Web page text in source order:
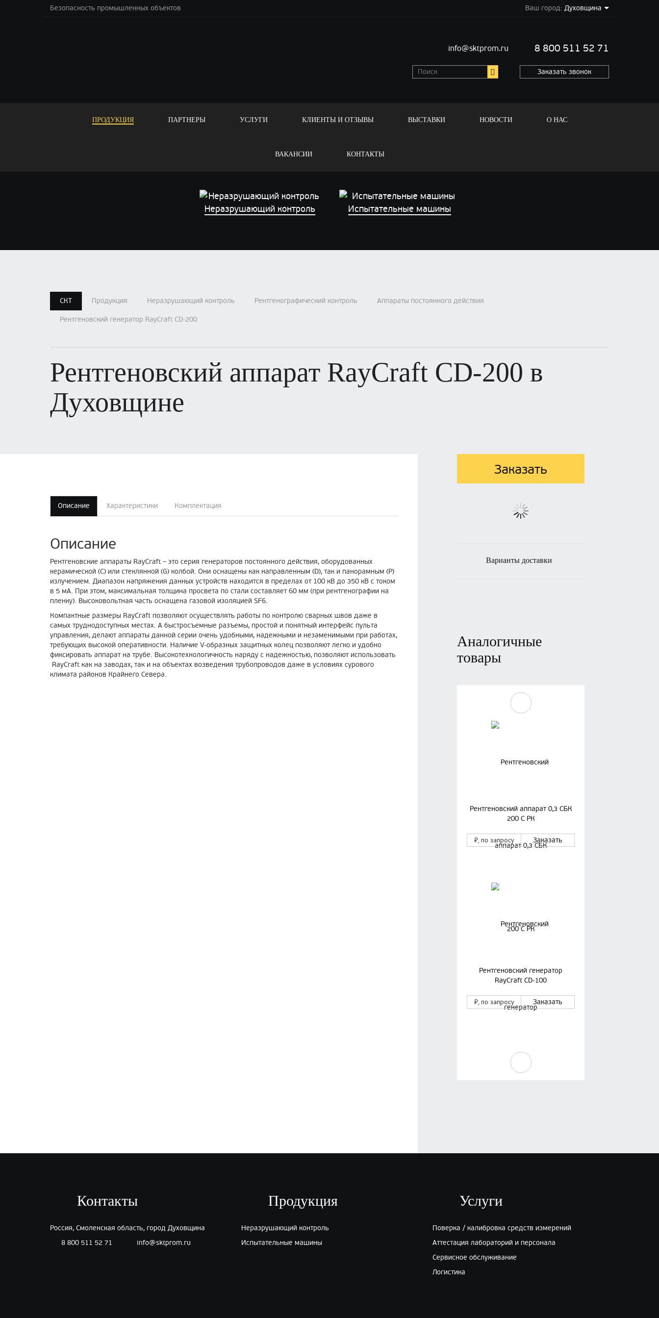
Безопасность промышленных объектов Ваш город: Духовщина
info@sktprom.ru 8 800 511 52 71
Заказать звонок
ПРОДУКЦИЯ ПАРТНЕРЫ УСЛУГИ КЛИЕНТЫ И ОТЗЫВЫ ВЫСТАВКИ НОВОСТИ О НАС
ВАКАНСИИ КОНТАКТЫ
Неразрушающий контроль Испытательные машины
СКТ Продукция Неразрушающий контроль Рентгенографический контроль Аппараты постоянного действия
Рентгеновский генератор RayCraft CD-200
Рентгеновский аппарат RayCraft CD-200 в
Духовщине
Описание Характеристики Комплектация
Описание
Рентгеновские аппараты RayCraft – это серия генераторов постоянного действия, оборудованных
керамической (C) или стеклянной (G) колбой. Они оснащены как направленным (D), так и панорамным (P)
излучением. Диапазон напряжения данных устройств находится в пределах от 100 кВ до 350 кВ с током
в 5 мА. При этом, максимальная толщина просвета по стали составляет 60 мм (при рентгенографии на
пленку). Высоковольтная часть оснащена газовой изоляцией SF6.
Компактные размеры RayCraft позволяют осуществлять работы по контролю сварных швов даже в
самых труднодоступных местах. А быстросъемные разъемы, простой и понятный интерфейс пульта
управления, делают аппараты данной серии очень удобными, надежными и незаменимыми при работах,
требующих высокой оперативности. Наличие V-образных защитных колец позволяют легко и удобно
фиксировать аппарат на трубе. Высокотехнологичность наряду с надежностью, позволяют использовать
RayCraft как на заводах, так и на объектах возведения трубопроводов даже в условиях сурового
климата районов Крайнего Севера.
Заказать
Варианты доставки
Аналогичные
товары
Рентгеновский аппарат 0,3 СБК
200 С РК
₽, по запросу Заказать
Рентгеновский генератор
RayCraft CD-100
₽, по запросу Заказать
Контакты
Россия, Смоленская область, город Духовщина
8 800 511 52 71
info@sktprom.ru
Продукция
Неразрушающий контроль
Испытательные машины
Услуги
Поверка / калибровка средств измерений
Аттестация лабораторий и персонала
Сервисное обслуживание
Логистика